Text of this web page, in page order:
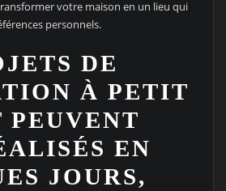
votre maison en un lieu qui
personnels.
DE
À PETIT
PEUVENT
EN
JOURS,